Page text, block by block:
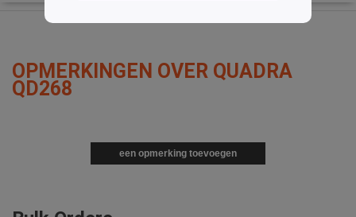
OPMERKINGEN OVER QUADRA
QD268
een opmerking toevoegen